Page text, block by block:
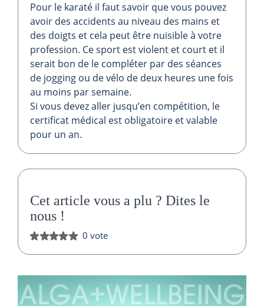
Pour le karaté il faut savoir que vous pouvez
avoir des accidents au niveau des mains et
des doigts et cela peut être nuisible à votre
profession. Ce sport est violent et court et il
serait bon de le compléter par des séances
de jogging ou de vélo de deux heures une fois
au moins par semaine.
Si vous devez aller jusqu’en compétition, le
certificat médical est obligatoire et valable
pour un an.
Cet article vous a plu ? Dites le
nous !
0 vote